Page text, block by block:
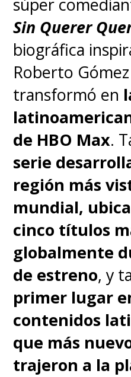
súper
Sin Querer
biográfica
Roberto
transformó en
de HBO Max.
serie
región más
mundial,
cinco títulos
globalmente
de estreno, y
primer lugar
contenidos
que más
trajeron a la